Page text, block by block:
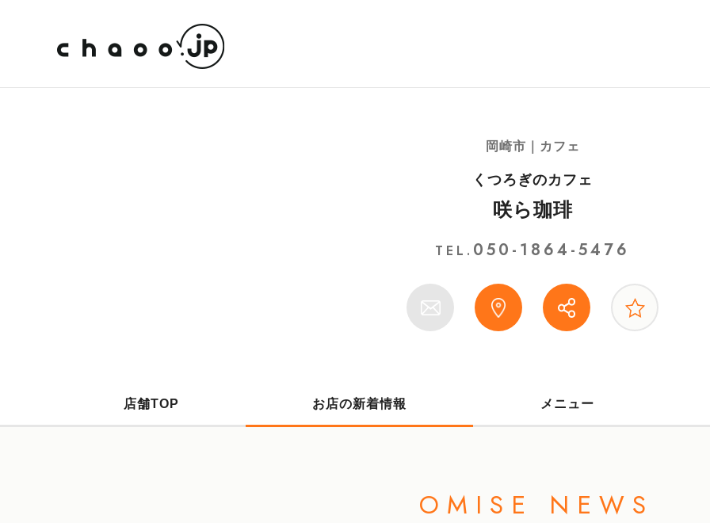
岡崎市｜カフェ
くつろぎのカフェ
咲ら珈琲
TEL. 050-1864-5476
店舗TOP お店の新着情報 メニュー
OMISE NEWS